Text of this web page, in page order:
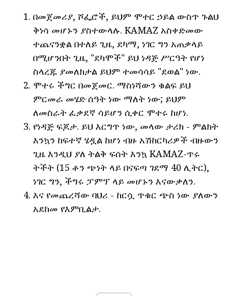
በመጀመሪያ, ሾፌሮች, ይህም ሞተር ኃይል ውስጥ ጉልህ
ቅነሳ መሆኑን ያስተውላሉ. KAMAZ አስቀድመው
ተጨናንቋል በተለይ ጊዜ, ደካማ, ነገር ግን አጠቃላይ
በሚሆንበት ጊዜ, "ደካሞች" ይህ ነዳጅ ሥርዓት የሆነ
ስላረጁ ያመለክታል ይህም ተመሳሳይ "ደወል" ነው.
ሞተሩ ችግር በመጀመር. ማስነሻውን ቁልፍ ይህ
ምርመራ መሄድ ሰዓት ነው ማለት ነው; ይህም
ለመስራት ፈቃደኛ ሳይሆን ሲቀር ሞተሩ ከሆነ.
የነዳጅ ፍጆታ. ይህ እርግጥ ነው, መላው ታሪክ - ምልክት
እንኳን ከፍተኛ ሄዷል ከሆነ ብዙ አሽከርካሪዎች ብዙውን
ጊዜ እንዲህ ያለ ትልቅ ፍሰት እንኳ KAMAZ-ጥሩ
ትችት (15 ቶን ጭነት ላይ በናፍጣ ገደማ 40 ሊትር),
ነገር ግን, ችግሩ ፓምፕ ላይ መሆኑን እናውቃለን.
እና የመጨረሻው ባህሪ - ከርሷ ጥቁር ጭስ ነው ያለውን
አደከመ የእምቢልታ.